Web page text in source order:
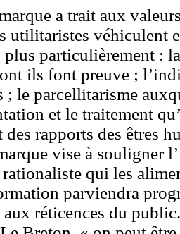
a trait aux
utilitaristes véhiculent
particulièrement :
ils font preuve ;
; le parcellitarisme
et le traitement
rapports des êtres
vise à souligner
qui les
parviendra
réticences du